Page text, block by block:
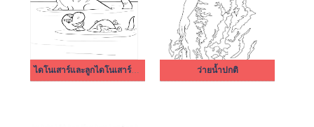
ไดโนเสาร์และลูกไดโนเสาร์กำลังว่ายน้ำ ว่ายน้ำปกติ